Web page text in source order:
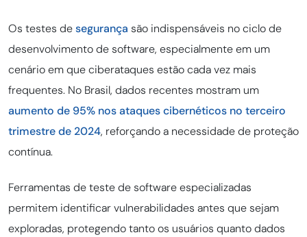
Os testes desegurança são indispensáveis no ciclo de
desenvolvimento de software, especialmente em um
cenário em que ciberataques estão cada vez mais
frequentes. No Brasil, dados recentes mostram um
aumento de 95% nos ataques cibernéticos no terceiro
trimestre de 2024, reforçando a necessidade de proteção
contínua.
Ferramentas de teste de software especializadas
permitem identificar vulnerabilidades antes que sejam
exploradas, protegendo tanto os usuários quanto dados